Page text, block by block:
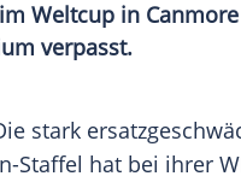
Weltcup in
verpasst.
stark
Staffel hat bei ihrer